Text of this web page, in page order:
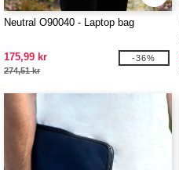
Neutral O90040 - Laptop bag
175,99 kr
274,51 kr
-36%